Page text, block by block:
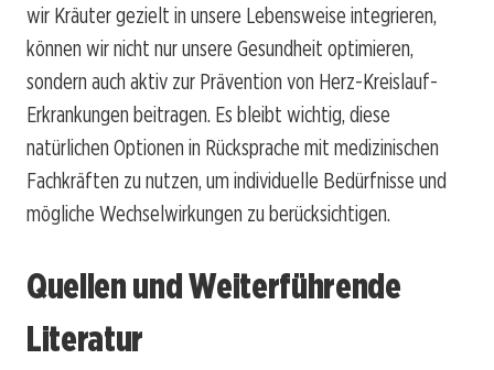
wir Kräuter gezielt in unsere Lebensweise integrieren,
können wir nicht nur unsere Gesundheit optimieren,
sondern auch aktiv zur Prävention von Herz-Kreislauf-
Erkrankungen beitragen. Es bleibt wichtig, diese
natürlichen Optionen in Rücksprache mit medizinischen
Fachkräften zu nutzen, um individuelle Bedürfnisse und
mögliche Wechselwirkungen zu berücksichtigen.
Quellen und Weiterführende
Literatur